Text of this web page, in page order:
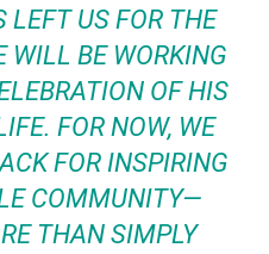
US FOR THE
WILL BE WORKING
OF HIS
FOR NOW, WE
FOR INSPIRING
COMMUNITY—
THAN SIMPLY